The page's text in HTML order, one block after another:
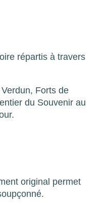
répartis à travers
Forts de
du Souvenir au
original permet